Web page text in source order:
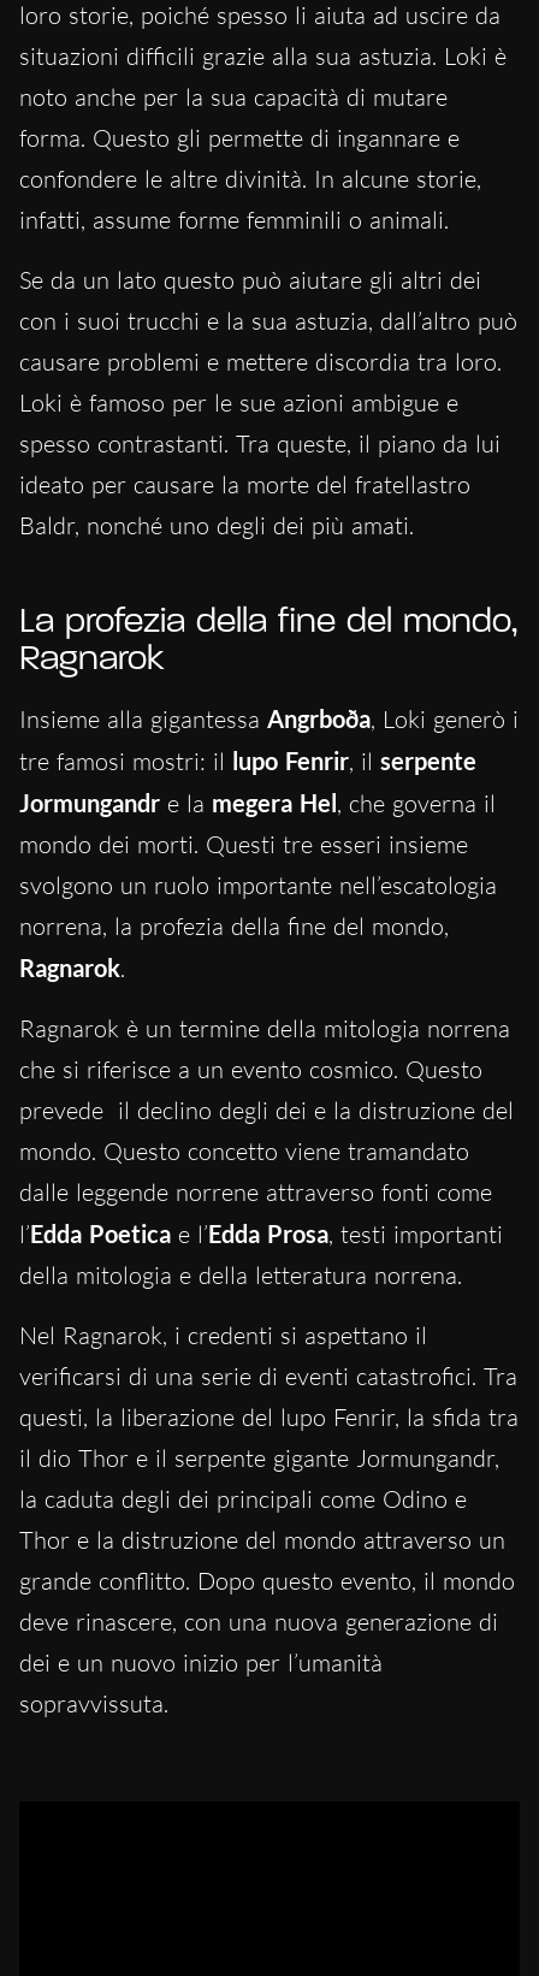
loro storie, poiché spesso li aiuta ad uscire da
situazioni difficili grazie alla sua astuzia. Loki è
noto anche per la sua capacità di mutare
forma. Questo gli permette di ingannare e
confondere le altre divinità. In alcune storie,
infatti, assume forme femminili o animali.
Se da un lato questo può aiutare gli altri dei
con i suoi trucchi e la sua astuzia, dall’altro può
causare problemi e mettere discordia tra loro.
Loki è famoso per le sue azioni ambigue e
spesso contrastanti. Tra queste, il piano da lui
ideato per causare la morte del fratellastro
Baldr, nonché uno degli dei più amati.
La profezia della fine del mondo,
Ragnarok
Insieme alla gigantessa Angrboða, Loki generò i
tre famosi mostri: il lupo Fenrir, il serpente
Jormungandr e la megera Hel, che governa il
mondo dei morti. Questi tre esseri insieme
svolgono un ruolo importante nell’escatologia
norrena, la profezia della fine del mondo,
Ragnarok.
Ragnarok è un termine della mitologia norrena
che si riferisce a un evento cosmico. Questo
prevede il declino degli dei e la distruzione del
mondo. Questo concetto viene tramandato
dalle leggende norrene attraverso fonti come
l’Edda Poetica e l’Edda Prosa, testi importanti
della mitologia e della letteratura norrena.
Nel Ragnarok, i credenti si aspettano il
verificarsi di una serie di eventi catastrofici. Tra
questi, la liberazione del lupo Fenrir, la sfida tra
il dio Thor e il serpente gigante Jormungandr,
la caduta degli dei principali come Odino e
Thor e la distruzione del mondo attraverso un
grande conflitto. Dopo questo evento, il mondo
deve rinascere, con una nuova generazione di
dei e un nuovo inizio per l’umanità
sopravvissuta.